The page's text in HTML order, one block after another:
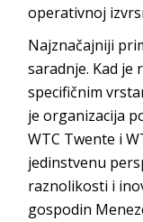
operativnoj
Najznačajniji
saradnje. Kad je
specifičnim
je organizacija
WTC Twente i
jedinstvenu
raznolikosti i
gospodin